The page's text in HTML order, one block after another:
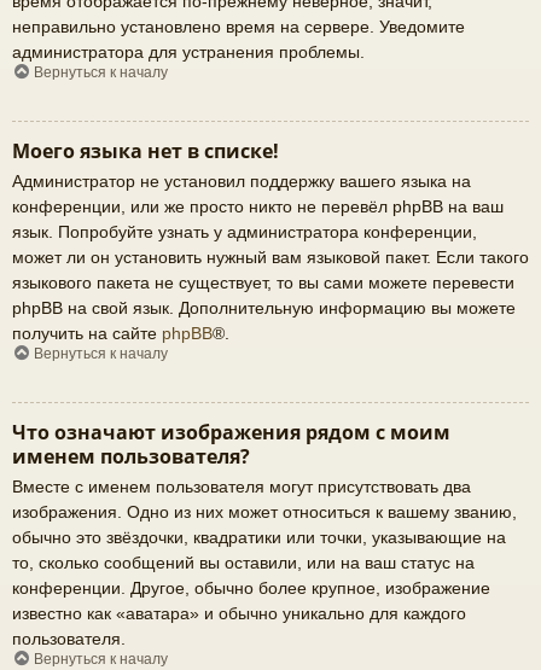
неправильно установлено время на сервере. Уведомите
администратора для устранения проблемы.
Вернуться к началу
Моего языка нет в списке!
Администратор не установил поддержку вашего языка на
конференции, или же просто никто не перевёл phpBB на ваш
язык. Попробуйте узнать у администратора конференции,
может ли он установить нужный вам языковой пакет. Если такого
языкового пакета не существует, то вы сами можете перевести
phpBB на свой язык. Дополнительную информацию вы можете
получить на сайте phpBB®.
Вернуться к началу
Что означают изображения рядом с моим
именем пользователя?
Вместе с именем пользователя могут присутствовать два
изображения. Одно из них может относиться к вашему званию,
обычно это звёздочки, квадратики или точки, указывающие на
то, сколько сообщений вы оставили, или на ваш статус на
конференции. Другое, обычно более крупное, изображение
известно как «аватара» и обычно уникально для каждого
пользователя.
Вернуться к началу